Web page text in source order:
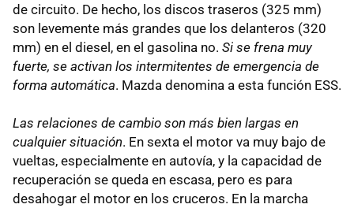
de circuito. De hecho, los discos traseros (325 mm)
son levemente más grandes que los delanteros (320
mm) en el diesel, en el gasolina no. Si se frena muy
fuerte, se activan los intermitentes de emergencia de
forma automática. Mazda denomina a esta función ESS.
Las relaciones de cambio son más bien largas en
cualquier situación. En sexta el motor va muy bajo de
vueltas, especialmente en autovía, y la capacidad de
recuperación se queda en escasa, pero es para
desahogar el motor en los cruceros. En la marcha